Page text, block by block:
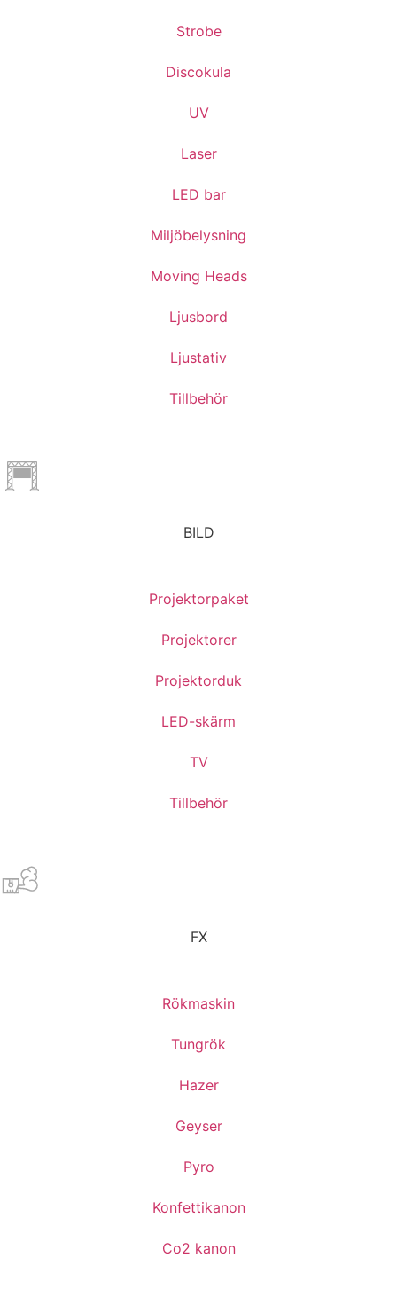
Strobe
Discokula
UV
Laser
LED bar
Miljöbelysning
Moving Heads
Ljusbord
Ljustativ
Tillbehör
BILD
Projektorpaket
Projektorer
Projektorduk
LED-skärm
TV
Tillbehör
FX
Rökmaskin
Tungrök
Hazer
Geyser
Pyro
Konfettikanon
Co2 kanon